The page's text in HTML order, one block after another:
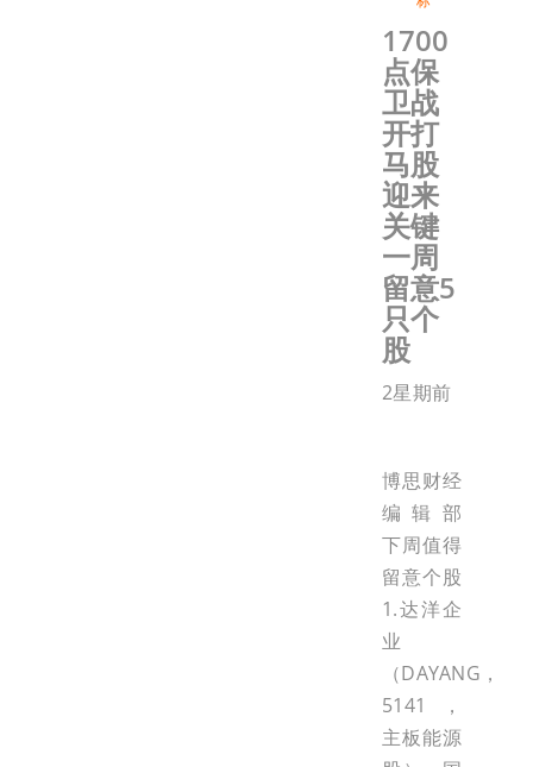
1700
点保
卫战
开打
马股
迎来
关键
一周
留意5
只个
股
2星期前
博思财经
编辑部
下周值得
留意个股
1.达洋企
业
（DAYANG，
5141，
主板能源